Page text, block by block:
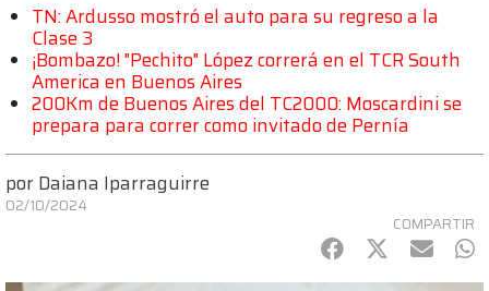
TN: Ardusso mostró el auto para su regreso a la
Clase 3
¡Bombazo! "Pechito" López correrá en el TCR South
America en Buenos Aires
200Km de Buenos Aires del TC2000: Moscardini se
prepara para correr como invitado de Pernía
por Daiana Iparraguirre
02/10/2024
COMPARTIR
Facebook
Twitter
mail